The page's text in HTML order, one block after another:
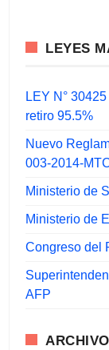
LEYES
LEY N°
retiro 95.5%
Nuevo
003-2014-
Ministerio de
Ministerio de
Congreso del
AFP